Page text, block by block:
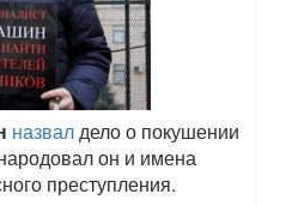
назвалдело о покушении
он и имена
преступления.